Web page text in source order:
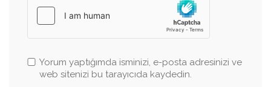
Yorum yaptığımda isminizi, e-posta adresinizi ve
web sitenizi bu tarayıcıda kaydedin.